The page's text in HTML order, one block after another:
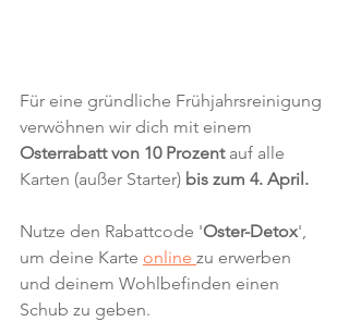
Für eine gründliche Frühjahrsreinigung
verwöhnen wir dich mit einem
Osterrabatt von 10 Prozent auf alle
Karten (außer Starter) bis zum 4. April.
Nutze den Rabattcode 'Oster-Detox',
um deine Karte online zu erwerben
und deinem Wohlbefinden einen
Schub zu geben.